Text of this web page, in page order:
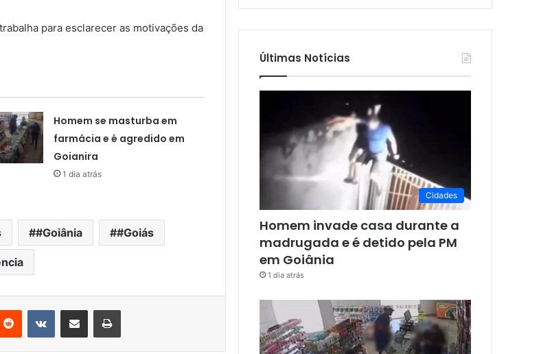
para esclarecer as motivações da
Homem se masturba em
farmácia e é agredido em
Goianira
1 dia atrás
#Goiânia #Goiás
Reddit VK Compartilhar via e-mail Imprimir
Últimas Notícias
Cidades
Homem invade casa durante a
madrugada e é detido pela PM
em Goiânia
1 dia atrás